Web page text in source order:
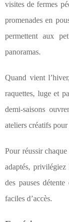
visites de fermes
promenades en
permettent aux
panoramas.
Quand vient
raquettes, luge et
demi-saisons
ateliers créatifs
Pour réussir
adaptés, privilégiez
des pauses
faciles d’accès.